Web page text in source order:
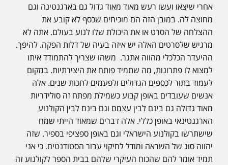
אחרי שיצאו ועשו רעש מאוד מאוד גדול גם בארגנטינה וגם
מחוצה לה. במובן הזה הם מוכיחים שכסף לא קובע את
ההצלחה של הסרט או את היכולת שלו לנוע בעולם. אתה לא
מרגיש שלסרטים האלה יש איזה בעיה של דלות הפקה. להיפך.
ההיעדר הכלכלי מהווה אתגר. משהו שצריך להתמודד איתו
למצוא לו פתרונות, מה שתמיד פותח את היצירתיות. במקום
לעמוד בתור לכספים הגדולים ולפעמים לחכות שנים. אלה
אנשים שעובדים באופן קבוע כשמילת מפתח זה סולידריות
מאוד גדולה גם בינם לבין עצמם וגם בינם לבין הקולנוע
הארגנטינאי באופן כללי. אלה דברים שמאוד הייתי שמח
שישתרשו בקולנוע הישראלי וגם באופן ספציפי בספיר. שזה
יהווה סוג של השראה ומודל לחיקוי עבור הסטודנטים. כי אני
תמיד אומר להם שהכוח העיקרי שלהם בבית הספר לקולנוע זה